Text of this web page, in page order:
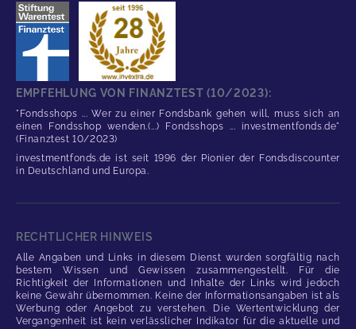
EMPFEHLUNG VON FINANZTEST (10/2023):
"Fondsshops ... Wer zu einer Fondsbank gehen will, muss sich an
einen Fondsshop wenden.(...) Fondsshops ... investmentfonds.de"
(Finanztest 10/2023)
investmentfonds.de ist seit 1996 der Pionier der Fondsdiscounter
in Deutschland und Europa.
RECHTLICHER HINWEIS
Alle Angaben und Links in diesem Dienst wurden sorgfältig nach
bestem Wissen und Gewissen zusammengestellt. Für die
Richtigkeit der Informationen und Inhalte der Links wird jedoch
keine Gewähr übernommen. Keine der Informationsangaben ist als
Werbung oder Angebot zu verstehen. Die Wertentwicklung der
Vergangenheit ist kein verlässlicher Indikator für die aktuelle und